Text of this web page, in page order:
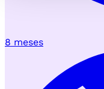
8 meses